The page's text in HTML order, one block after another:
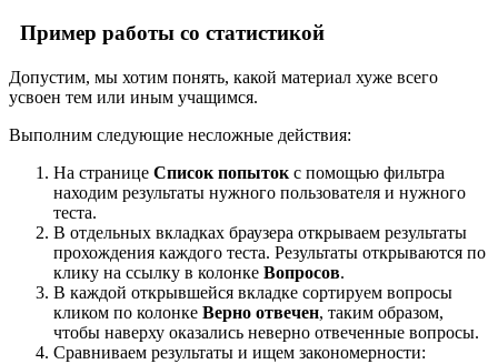
Пример работы со статистикой
Допустим, мы хотим понять, какой материал хуже всего
усвоен тем или иным учащимся.
Выполним следующие несложные действия:
На странице Список попыток с помощью фильтра
находим результаты нужного пользователя и нужного
теста.
В отдельных вкладках браузера открываем результаты
прохождения каждого теста. Результаты открываются по
клику на ссылку в колонке Вопросов.
В каждой открывшейся вкладке сортируем вопросы
кликом по колонке Верно отвечен, таким образом,
чтобы наверху оказались неверно отвеченные вопросы.
Сравниваем результаты и ищем закономерности: